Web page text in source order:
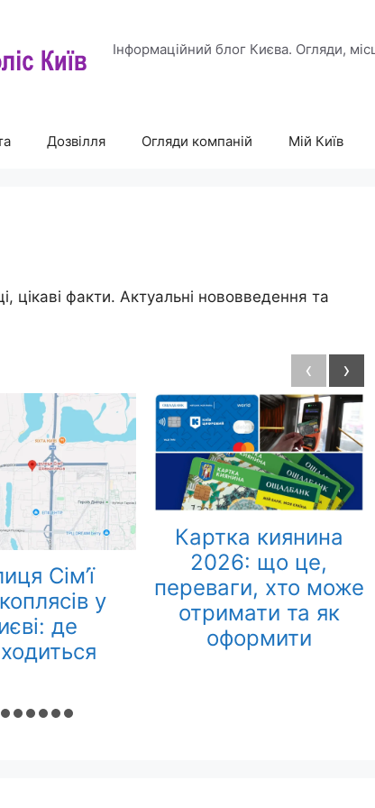
Інформаційний блог Києва. Огляди,
Дозвілля Огляди компаній Мій Київ
цікаві факти. Актуальні нововведення та
киянина
що це,
хто може
та як
Південний міст:
історія та цікаві
факти
‹ ›